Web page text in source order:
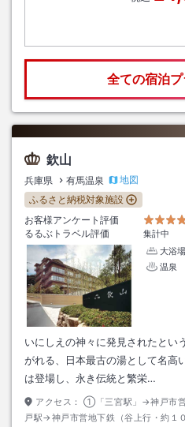
全ての宿泊
欽山
兵庫県 有馬温泉
地図
ふるさと納税対象施設
お客様アンケート評価
るるぶトラベル評価
集計中
大浴
温泉
いにしえの神々に発⾒されたとい
がれる、⽇本最古の湯として名⾼
は登場し、永き伝統と繁栄…
アクセス：
①「三宮駅」→神戸市
戸駅→神戸市営地下鉄（谷上行・約